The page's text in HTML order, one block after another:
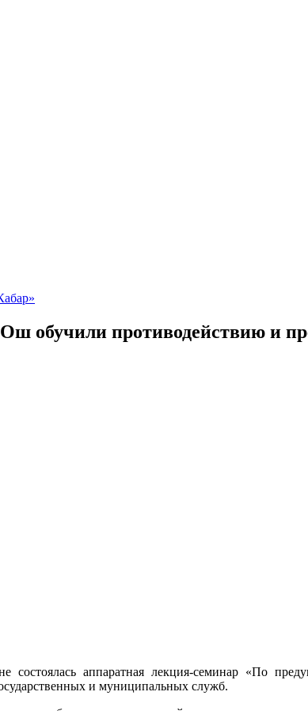
обучили противодействию и
аппаратная лекция-семинар «По
и муниципальных служб.